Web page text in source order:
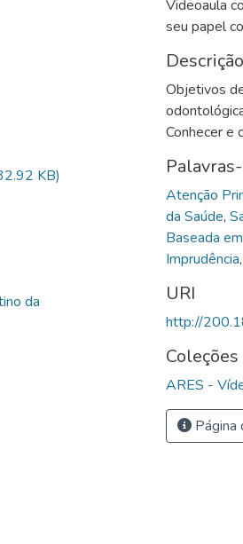
KB)
da
Videoaula
seu papel
Descrição
Objetivos
Conhecer e
Atenção
da Saúde,
Baseada
Imprudência,
URI
http://
Coleções
ARES -